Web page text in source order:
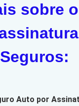
sobre
Seguros:
Auto por